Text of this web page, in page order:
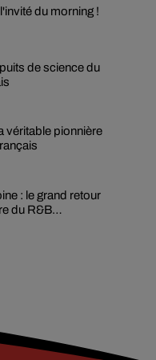
du morning !
de science du
véritable pionnière
: le grand retour
du R&B